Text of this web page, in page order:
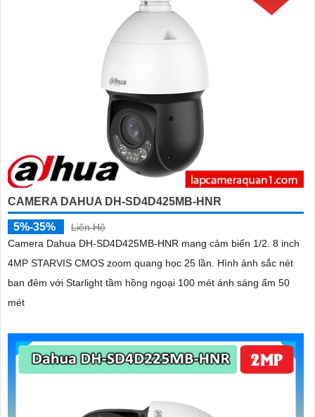
CAMERA DAHUA DH-SD4D425MB-HNR
5%-35%
Liên Hệ
Camera Dahua DH-SD4D425MB-HNR mang cảm biến 1/2. 8 inch
4MP STARVIS CMOS zoom quang học 25 lần. Hình ảnh sắc nét
ban đêm với Starlight tầm hồng ngoại 100 mét ánh sáng ấm 50
mét